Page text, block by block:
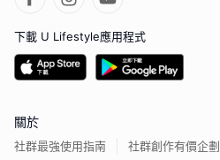
下載 U Lifestyle應用程式
關於
社群最強使用指南 社群創作有價企劃